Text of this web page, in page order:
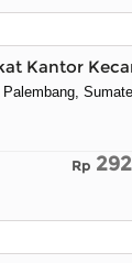
Kantor
Rp